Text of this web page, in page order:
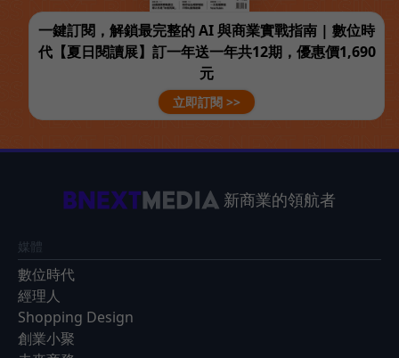
一鍵訂閱，解鎖最完整的 AI 與商業實戰指南 | 數位時
代【夏日閱讀展】訂一年送一年共12期，優惠價1,690
元
立即訂閱 >>
新商業的領航者
媒體
數位時代
經理人
Shopping Design
創業小聚